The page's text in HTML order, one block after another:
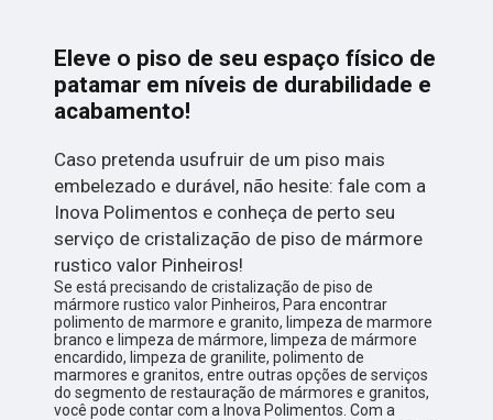
Eleve o piso de seu espaço físico de
patamar em níveis de durabilidade e
acabamento!
Caso pretenda usufruir de um piso mais
embelezado e durável, não hesite: fale com a
Inova Polimentos e conheça de perto seu
serviço de cristalização de piso de mármore
rustico valor Pinheiros!
Se está precisando de cristalização de piso de
mármore rustico valor Pinheiros, Para encontrar
polimento de marmore e granito, limpeza de marmore
branco e limpeza de mármore, limpeza de mármore
encardido, limpeza de granilite, polimento de
marmores e granitos, entre outras opções de serviços
do segmento de restauração de mármores e granitos,
você pode contar com a Inova Polimentos. Com a